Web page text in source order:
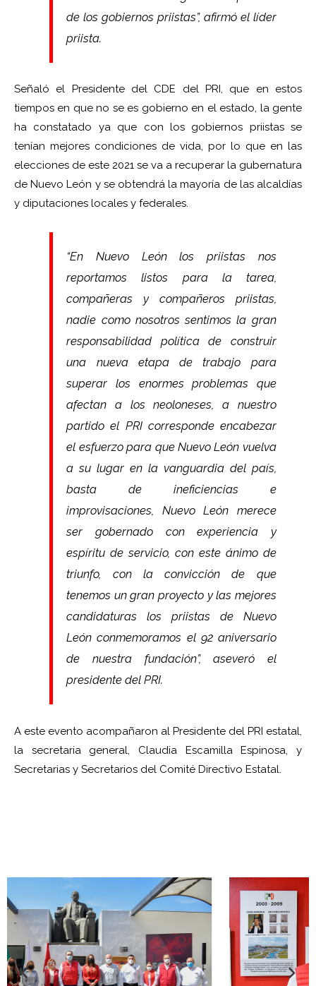
de los gobiernos priistas”, afirmó el líder
priista.
Señaló el Presidente del CDE del PRI, que en estos
tiempos en que no se es gobierno en el estado, la gente
ha constatado ya que con los gobiernos priistas se
tenían mejores condiciones de vida, por lo que en las
elecciones de este 2021 se va a recuperar la gubernatura
de Nuevo León y se obtendrá la mayoría de las alcaldías
y diputaciones locales y federales.
“En Nuevo León los priistas nos
reportamos listos para la tarea,
compañeras y compañeros priistas,
nadie como nosotros sentimos la gran
responsabilidad política de construir
una nueva etapa de trabajo para
superar los enormes problemas que
afectan a los neoloneses, a nuestro
partido el PRI corresponde encabezar
el esfuerzo para que Nuevo León vuelva
a su lugar en la vanguardia del país,
basta de ineficiencias e
improvisaciones, Nuevo León merece
ser gobernado con experiencia y
espíritu de servicio, con este ánimo de
triunfo, con la convicción de que
tenemos un gran proyecto y las mejores
candidaturas los priistas de Nuevo
León conmemoramos el 92 aniversario
de nuestra fundación”, aseveró el
presidente del PRI.
A este evento acompañaron al Presidente del PRI estatal,
la secretaria general, Claudia Escamilla Espinosa, y
Secretarias y Secretarios del Comité Directivo Estatal.